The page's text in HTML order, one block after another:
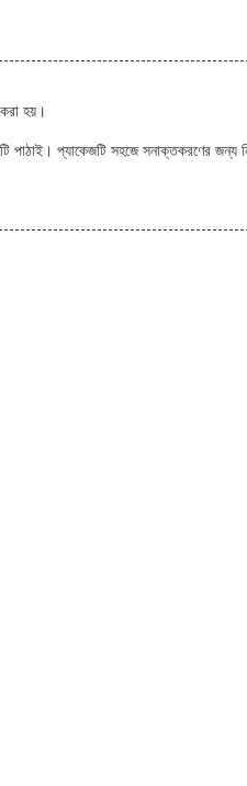
হয়।
পাঠাই। প্যাকেজটি সহজে সনাক্তকরণের জন্য